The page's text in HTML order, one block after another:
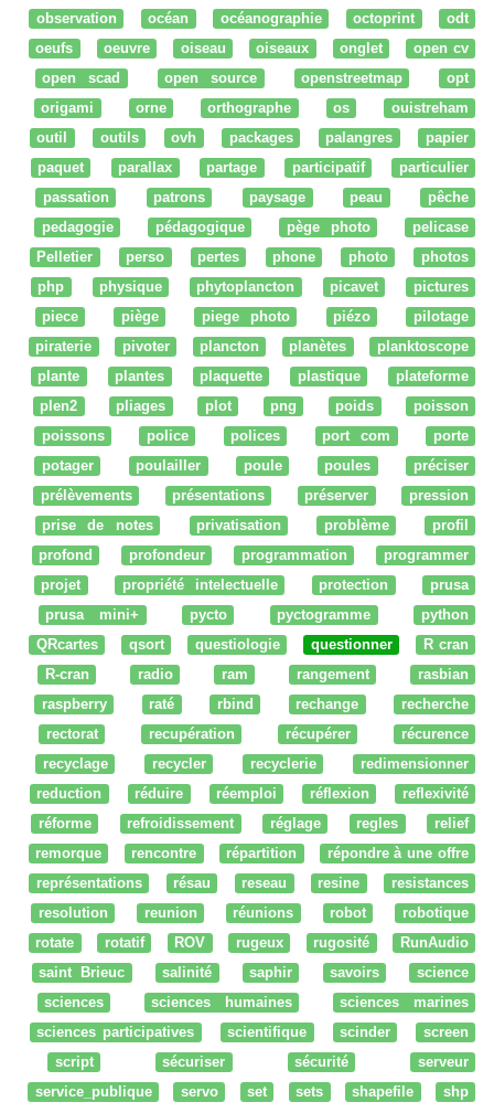
observation
océan océanographie octoprint
odt
oeufs
oeuvre oiseau oiseaux onglet
open cv
open scad
open source openstreetmap
opt
origami
orne orthographe os
ouistreham
outil
outils ovh packages palangres
papier
paquet
parallax partage participatif
particulier
passation
patrons paysage peau
pêche
pedagogie
pédagogique pège photo
pelicase
Pelletier
perso pertes phone photo
photos
php
physique phytoplancton picavet
pictures
piece
piège piege photo piézo
pilotage
piraterie
pivoter plancton planètes
planktoscope
plante
plantes plaquette plastique
plateforme
plen2
pliages plot png poids
poisson
poissons
police polices port com
porte
potager
poulailler poule poules
préciser
prélèvements
présentations préserver
pression
prise de notes
privatisation problème
profil
profond
profondeur programmation
programmer
projet
propriété intelectuelle protection
prusa
prusa mini+
pycto pyctogramme
python
QRcartes
qsort questiologie questionner
R cran
R-cran
radio ram rangement
rasbian
raspberry
raté rbind rechange
recherche
rectorat
recupération récupérer
récurence
recyclage
recycler recyclerie
redimensionner
reduction
réduire réemploi réflexion
reflexivité
réforme
refroidissement réglage regles
relief
remorque
rencontre répartition
répondre à une offre
représentations
résau reseau resine
resistances
resolution
reunion réunions robot
robotique
rotate
rotatif ROV rugeux rugosité
RunAudio
saint Brieuc
salinité saphir savoirs
science
sciences
sciences humaines
sciences marines
sciences participatives
scientifique scinder
screen
script
sécuriser sécurité
serveur
service_publique
servo set sets shapefile
shp